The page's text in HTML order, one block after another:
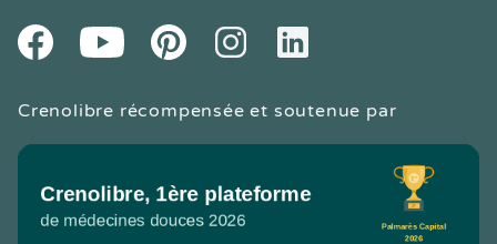
FacebookYoutube PinteresetInstagramLinkedIn
Crenolibre récompensée et soutenue par